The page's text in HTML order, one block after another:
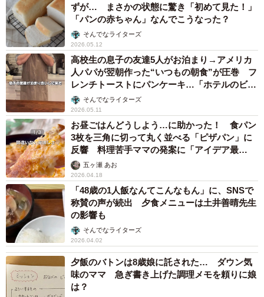
ずが… まさかの状態に驚き「初めて見た！」
「パンの赤ちゃん」なんでこうなった？
そんでなライターズ
2026.05.12
高校生の息子の友達5人がお泊まり→アメリカ
人パパが翌朝作った“いつもの朝食”が圧巻 フ
レンチトーストにパンケーキ…「ホテルのビュ
ッフェみたい」
そんでなライターズ
2026.05.11
お昼ごはんどうしよう…に助かった！ 食パン
3枚を三角に切って丸く並べる「ピザパン」に
反響 料理苦手ママの発案に「アイデア最
高！」五ヶ瀬 あお
2026.04.18
「48歳の1人飯なんてこんなもん」に、SNSで
称賛の声が続出 夕食メニューは土井善晴先生
の影響も
そんでなライターズ
2026.04.02
夕飯のバトンは8歳娘に託された… ダウン気
味のママ 急ぎ書き上げた調理メモを頼りに娘
は？